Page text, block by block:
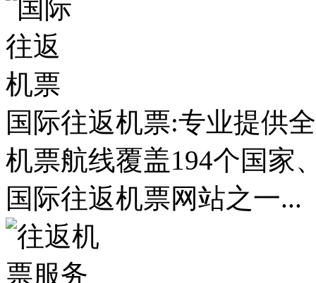
国际往返机票:专业提供
机票航线覆盖194个国家
国际往返机票网站之一...